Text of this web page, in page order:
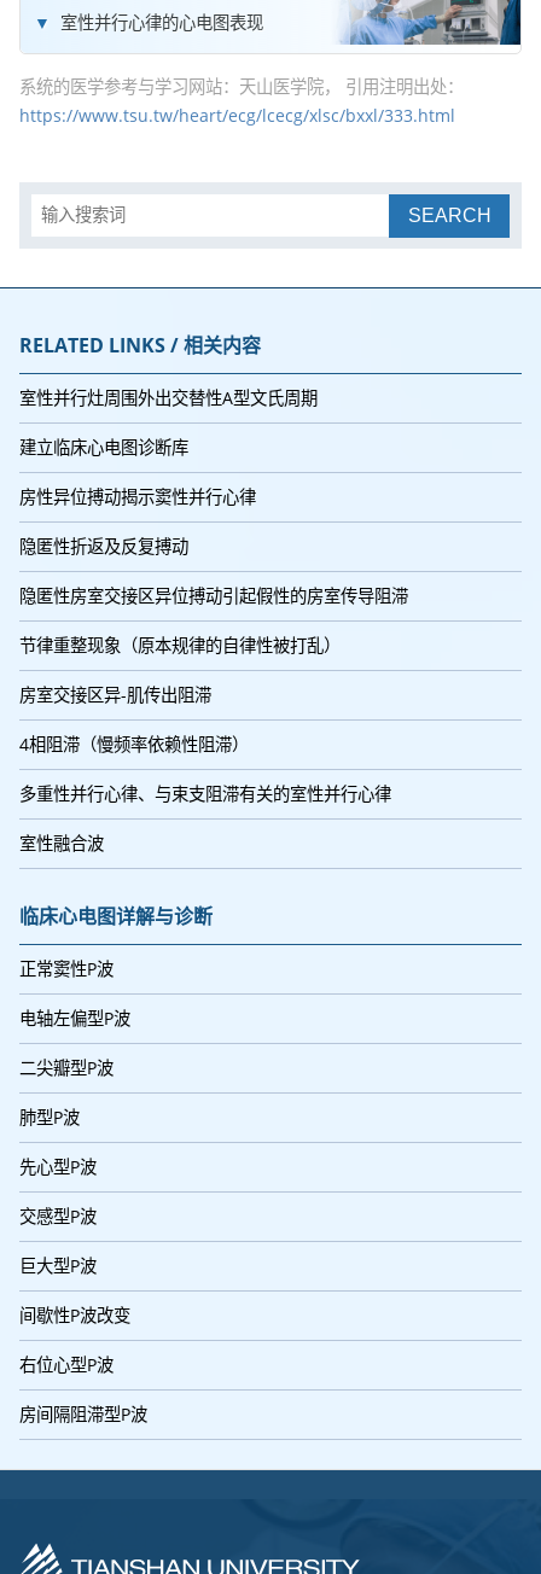
室性并行心律的心电图表现
系统的医学参考与学习网站：天山医学院， 引用注明出处：
https://www.tsu.tw/heart/ecg/lcecg/xlsc/bxxl/333.html
SEARCH
RELATED LINKS / 相关内容
室性并行灶周围外出交替性A型文氏周期
建立临床心电图诊断库
房性异位搏动揭示窦性并行心律
隐匿性折返及反复搏动
隐匿性房室交接区异位搏动引起假性的房室传导阻滞
节律重整现象（原本规律的自律性被打乱）
房室交接区异-肌传出阻滞
4相阻滞（慢频率依赖性阻滞）
多重性并行心律、与束支阻滞有关的室性并行心律
室性融合波
临床心电图详解与诊断
正常窦性P波
电轴左偏型P波
二尖瓣型P波
肺型P波
先心型P波
交感型P波
巨大型P波
间歇性P波改变
右位心型P波
房间隔阻滞型P波